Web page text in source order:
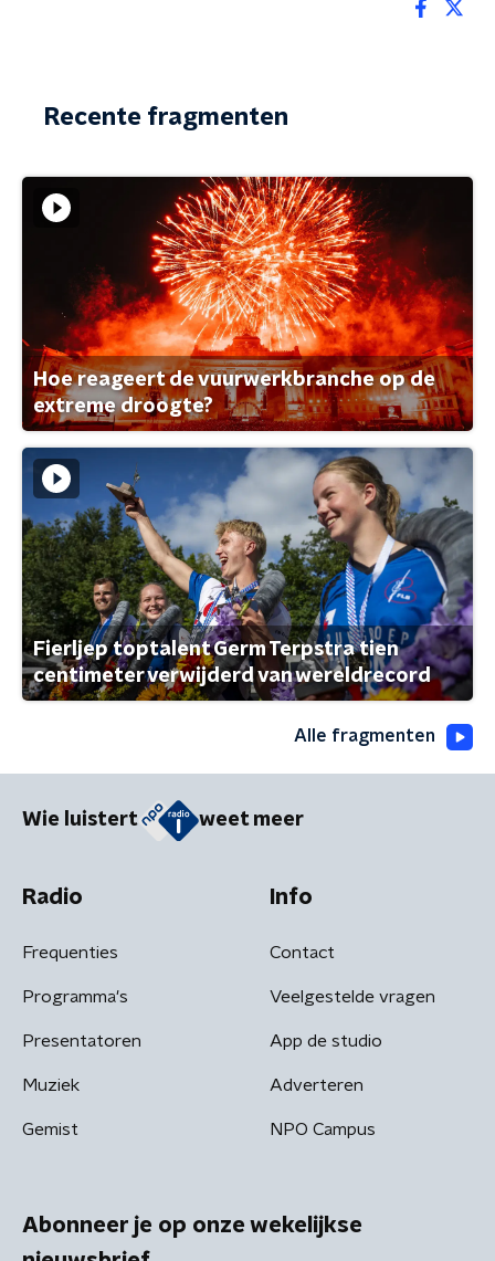
Recente fragmenten
Hoe reageert de vuurwerkbranche op de
extreme droogte?
Fierljep toptalent Germ Terpstra tien
centimeter verwijderd van wereldrecord
Alle fragmenten
Wie luistert weet meer
Radio
Frequenties
Programma's
Presentatoren
Muziek
Gemist
Info
Contact
Veelgestelde vragen
App de studio
Adverteren
NPO Campus
Abonneer je op onze wekelijkse